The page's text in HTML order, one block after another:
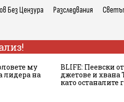
Без Цензура Разследвания
му
лидера на
BLIFE: Пеевски
джетове и
като останалите